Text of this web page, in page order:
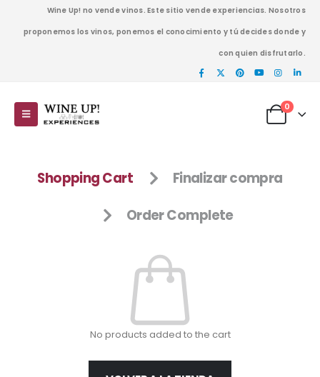
Wine Up! no vende vinos. Este sitio vende experiencias. Nosotros
proponemos los vinos, ponemos el conocimiento y tú decides donde y
con quien disfrutarlo.
0
Shopping Cart Finalizar compra
Order Complete
No products added to the cart